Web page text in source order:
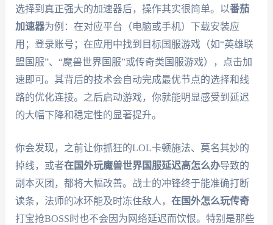
选择到真正强大的加速器后，操作其实很简单。以番茄
加速器为例：在对应平台（电脑或手机）下载安装应
用；登录账号；在应用中找到目标国服游戏（如“英雄联
盟国服”、“魔兽世界国服”或传奇类国服游戏），点击加
速即可。其背后的技术会自动完成最优节点的选择和线
路的优化连接。之后启动游戏，你就能明显感受到延迟
的大幅下降和稳定性的显著提升。
你会发现，之前让你抓狂的LOL卡顿施法、莫名其妙的
掉线，或者在国外玩魔兽世界国服延迟高怎么办导致的
副本灭团，都将大幅改善。战士的冲锋终于能准确打断
读条，法师的冰环能及时冻住敌人， 在国外怎么玩传奇
打宝抢BOSS时也不会因为网络延迟而饮恨。特别是那些